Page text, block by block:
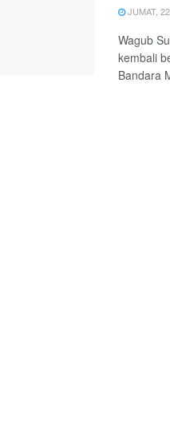
JUMAT,
Wagub
kembali
Bandara